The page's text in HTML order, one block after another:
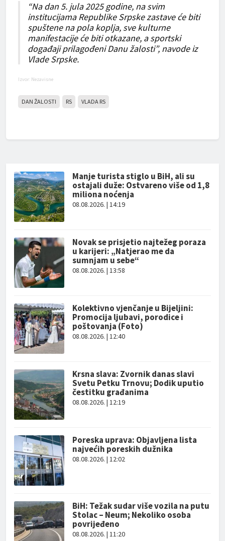
“Na dan 5. jula 2025 godine, na svim
institucijama Republike Srpske zastave će biti
spuštene na pola koplja, sve kulturne
manifestacije će biti otkazane, a sportski
događaji prilagođeni Danu žalosti”, navode iz
Vlade Srpske.
Izvor: Nezavisne
DAN ŽALOSTI RS VLADA RS
Manje turista stiglo u BiH, ali su
ostajali duže: Ostvareno više od 1,8
miliona noćenja
08.08.2026. | 14:19
Novak se prisjetio najtežeg poraza
u karijeri: „Natjerao me da
sumnjam u sebe“
08.08.2026. | 13:58
Kolektivno vjenčanje u Bijeljini:
Promocija ljubavi, porodice i
poštovanja (Foto)
08.08.2026. | 12:40
Krsna slava: Zvornik danas slavi
Svetu Petku Trnovu; Dodik uputio
čestitku građanima
08.08.2026. | 12:19
Poreska uprava: Objavljena lista
najvećih poreskih dužnika
08.08.2026. | 12:02
BiH: Težak sudar više vozila na putu
Stolac – Neum; Nekoliko osoba
povrijeđeno
08.08.2026. | 11:20